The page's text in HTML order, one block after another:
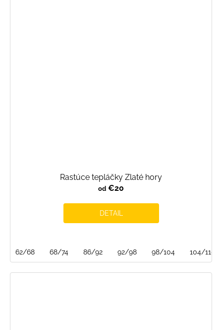
Rastúce tepláčky Zlaté hory
od €20
DETAIL
62/68 68/74 86/92 92/98 98/104 104/110